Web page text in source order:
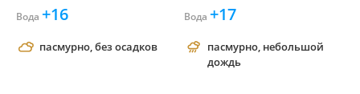
Вода +16
пасмурно, без осадков
Вода +17
пасмурно, небольшой
дождь